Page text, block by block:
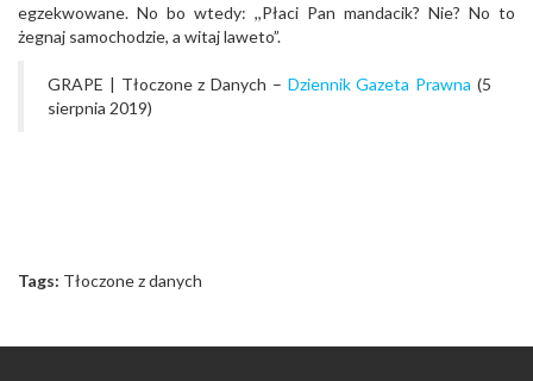
egzekwowane. No bo wtedy: ,,Płaci Pan mandacik? Nie? No to
żegnaj samochodzie, a witaj laweto”.
GRAPE | Tłoczone z Danych – Dziennik Gazeta Prawna (5
sierpnia 2019)
Tags: Tłoczone z danych